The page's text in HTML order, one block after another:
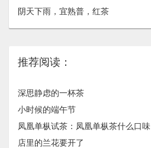
阴天下雨，宜熟普，红茶
推荐阅读：
深思静虑的一杯茶
小时候的端午节
凤凰单枞试茶：凤凰单枞茶什么口味
店里的兰花要开了